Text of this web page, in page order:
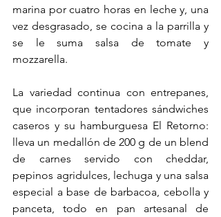
marina por cuatro horas en leche y, una
vez desgrasado, se cocina a la parrilla y
se le suma salsa de tomate y
mozzarella.
La variedad continua con entrepanes,
que incorporan tentadores sándwiches
caseros y su hamburguesa El Retorno:
lleva un medallón de 200 g de un blend
de carnes servido con cheddar,
pepinos agridulces, lechuga y una salsa
especial a base de barbacoa, cebolla y
panceta, todo en pan artesanal de